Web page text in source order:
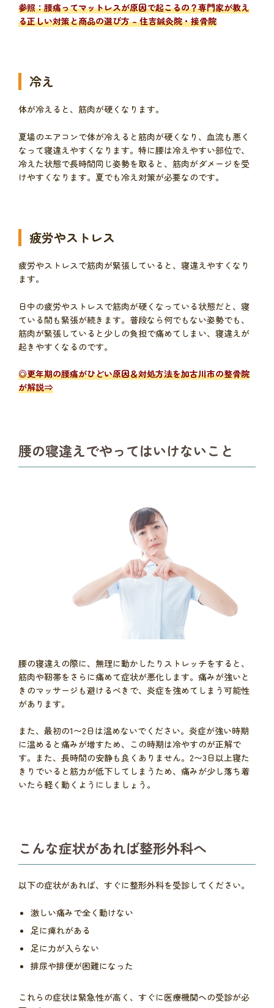
参照：腰痛ってマットレスが原因で起こるの？専門家が教え
る正しい対策と商品の選び方 – 住吉鍼灸院・接骨院
冷え
体が冷えると、筋肉が硬くなります。
夏場のエアコンで体が冷えると筋肉が硬くなり、血流も悪く
なって寝違えやすくなります。特に腰は冷えやすい部位で、
冷えた状態で長時間同じ姿勢を取ると、筋肉がダメージを受
けやすくなります。夏でも冷え対策が必要なのです。
疲労やストレス
疲労やストレスで筋肉が緊張していると、寝違えやすくなり
ます。
日中の疲労やストレスで筋肉が硬くなっている状態だと、寝
ている間も緊張が続きます。普段なら何でもない姿勢でも、
筋肉が緊張していると少しの負担で痛めてしまい、寝違えが
起きやすくなるのです。
◎更年期の腰痛がひどい原因＆対処方法を加古川市の整骨院
が解説⇒
腰の寝違えでやってはいけないこと
腰の寝違えの際に、無理に動かしたりストレッチをすると、
筋肉や靭帯をさらに痛めて症状が悪化します。痛みが強いと
きのマッサージも避けるべきで、炎症を強めてしまう可能性
があります。
また、最初の1〜2日は温めないでください。炎症が強い時期
に温めると痛みが増すため、この時期は冷やすのが正解で
す。また、長時間の安静も良くありません。2〜3日以上寝た
きりでいると筋力が低下してしまうため、痛みが少し落ち着
いたら軽く動くようにしましょう。
こんな症状があれば整形外科へ
以下の症状があれば、すぐに整形外科を受診してください。
激しい痛みで全く動けない
足に痺れがある
足に力が入らない
排尿や排便が困難になった
これらの症状は緊急性が高く、すぐに医療機関への受診が必